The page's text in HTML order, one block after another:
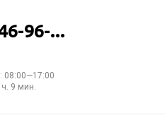
96-...
08:00—17:00
9 мин.